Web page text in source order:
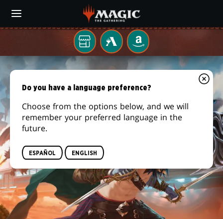
main
Tu
tienda
local
MTG
ARENA
AMAZON
FORAJIDOS
DE
CRUCE
DE
TRUENOS
Do you have a language preference?
Choose from the options below, and we will
remember your preferred language in the
future.
ESPAÑOL ENGLISH